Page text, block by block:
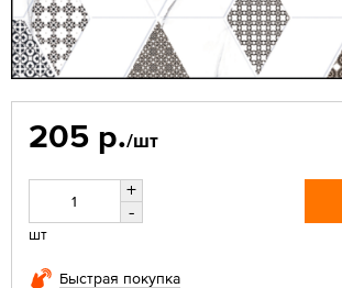
205 р./шт
+
-
шт
Быстрая покупка